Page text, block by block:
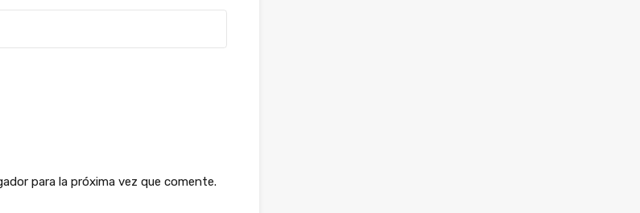
para la próxima vez que comente.